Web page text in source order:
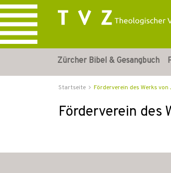
Zürcher Bibel & Gesangbuch
Startseite Förderverein des Werks von
Förderverein des